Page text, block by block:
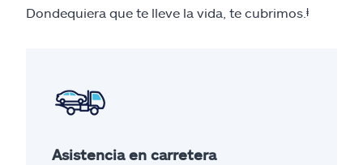
Dondequiera que te lleve la vida, te cubrimos. ⱡ
Asistencia en carretera